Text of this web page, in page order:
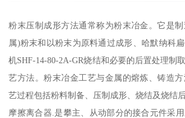
粉末压制成形方法通常称为粉末冶金。它是
属)粉末和以粉末为原料通过成形、哈默纳科
机SHF-14-80-2A-GR烧结和必要的后置处理制
艺方法。粉末冶金工艺与金属的熔炼、铸造
艺过程包括粉料制备、压制成形、烧结及烧结
摩擦离合器.是攀主、从动部分的接合元件采